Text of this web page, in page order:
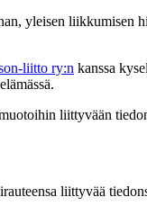
yleisen
liitto ry:n kanssa
liittyvään
liittyvää